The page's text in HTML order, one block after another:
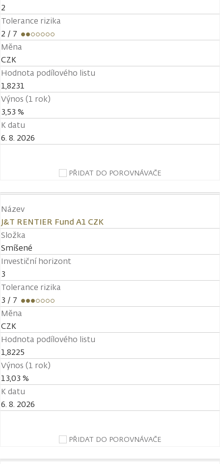
2
Tolerance rizika
2 / 7
Měna
CZK
Hodnota podílového listu
1,8231
Výnos (1 rok)
3,53 %
K datu
6. 8. 2026
PŘIDAT DO POROVNÁVAČE
Název
J&T RENTIER Fund A1 CZK
Složka
Smíšené
Investiční horizont
3
Tolerance rizika
3 / 7
Měna
CZK
Hodnota podílového listu
1,8225
Výnos (1 rok)
13,03 %
K datu
6. 8. 2026
PŘIDAT DO POROVNÁVAČE